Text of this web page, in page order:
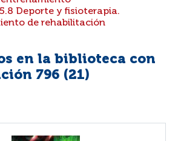
Deporte y fisioterapia.
de rehabilitación
en la biblioteca con
796 (21)